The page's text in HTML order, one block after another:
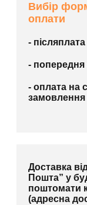
Вибір
оплати
-
- попередня
- оплата на
замовлення
Доставка
Пошта” у
поштомати
(адресна